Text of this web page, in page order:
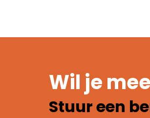
Wil je
Stuur een